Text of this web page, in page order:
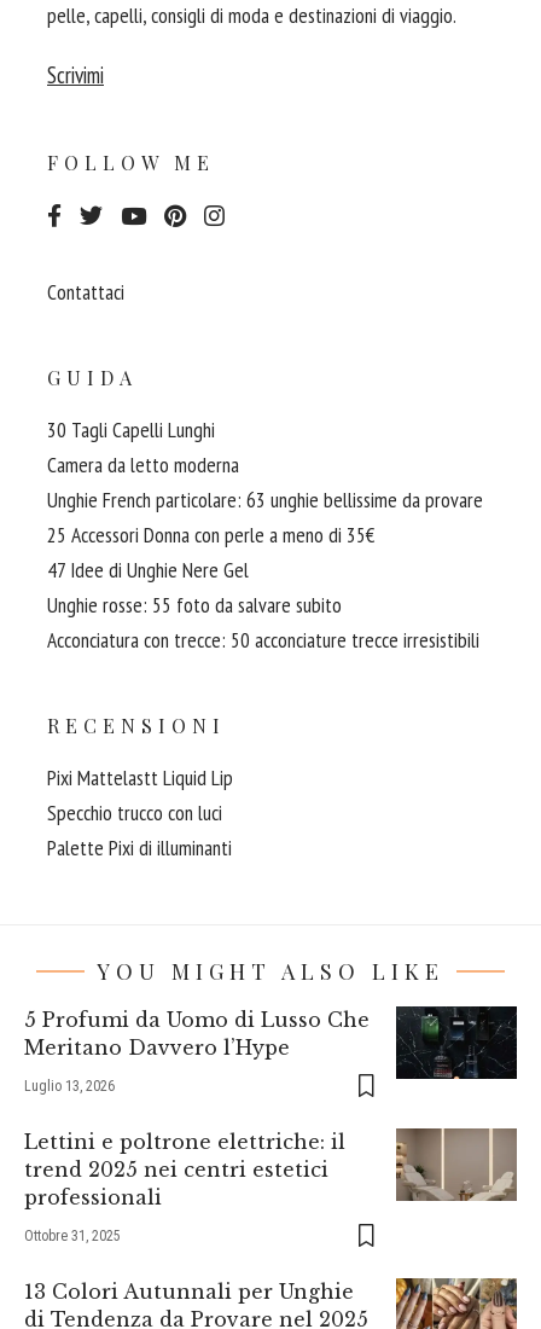
pelle, capelli, consigli di moda e destinazioni di viaggio.
Scrivimi
FOLLOW ME
Contattaci
GUIDA
30 Tagli Capelli Lunghi
Camera da letto moderna
Unghie French particolare: 63 unghie bellissime da provare
25 Accessori Donna con perle a meno di 35€
47 Idee di Unghie Nere Gel
Unghie rosse: 55 foto da salvare subito
Acconciatura con trecce: 50 acconciature trecce irresistibili
RECENSIONI
Pixi Mattelastt Liquid Lip
Specchio trucco con luci
Palette Pixi di illuminanti
YOU MIGHT ALSO LIKE
5 Profumi da Uomo di Lusso Che
Meritano Davvero l’Hype
Luglio 13, 2026
Lettini e poltrone elettriche: il
trend 2025 nei centri estetici
professionali
Ottobre 31, 2025
13 Colori Autunnali per Unghie
di Tendenza da Provare nel 2025